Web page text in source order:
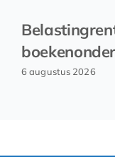
6 augustus 2026